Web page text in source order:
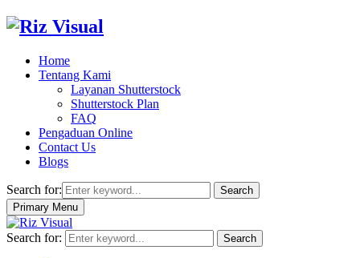
Home
Tentang Kami
Layanan Shutterstock
Shutterstock Plan
FAQ
Pengaduan Online
Contact Us
Blogs
Search for:
Search
Primary Menu
Search for: Search